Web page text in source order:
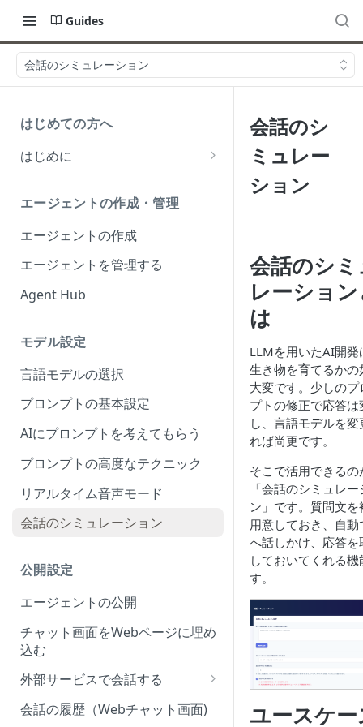
Guides
会話のシミュレーション
はじめての方へ
はじめに
実用されるAIとは？
miiboとは？
エージェントの作成・管理
エージェントの作成
エージェントを管理する
Agent Hub
モデル設定
言語モデルの選択
プロンプトの基本設定
AIにプロンプトを考えてもらう
プロンプトの高度なテクニック
リアルタイム音声モード
会話のシミュレーション
公開設定
エージェントの公開
チャット画面をWebページに埋め
込む
外部サービスで会話する
Slack上で会話させる
会話の履歴（Webチャット画面)
会話のシ
ミュレー
ション
会話のシ
レーショ
は
LLMを用いたAI開発
生き物を育てるかの
大変です。少しのプ
プトの修正で応答は
し、言語モデルを変
れば尚更です。
そこで活用できるの
「会話のシミュレ
ン」です。質問文を
用意しておき、自動
へ話しかけ、応答を
しておいてくれる機
す。
ユースケ